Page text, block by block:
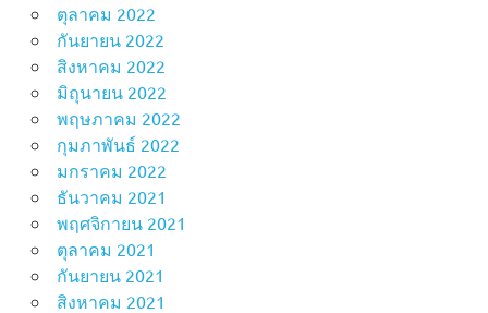
ตุลาคม 2022
กันยายน 2022
สิงหาคม 2022
มิถุนายน 2022
พฤษภาคม 2022
กุมภาพันธ์ 2022
มกราคม 2022
ธันวาคม 2021
พฤศจิกายน 2021
ตุลาคม 2021
กันยายน 2021
สิงหาคม 2021